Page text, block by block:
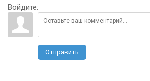
Войдите:
Отправить